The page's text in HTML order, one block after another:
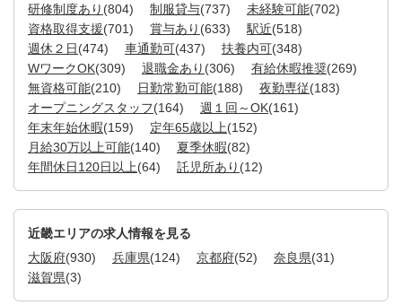
研修制度あり (804) 制服貸与(737) 未経験可能(702)
資格取得支援(701) 賞与あり (633) 駅近(518)
週休２日(474) 車通勤可(437) 扶養内可(348)
WワークOK(309) 退職金あり (306) 有給休暇推奨(269)
無資格可能(210) 日勤常勤可能(188) 夜勤専従(183)
オープニングスタッフ(164) 週１回～OK(161)
年末年始休暇(159) 定年65歳以上(152)
月給30万以上可能(140) 夏季休暇(82)
年間休日120日以上(64) 託児所あり (12)
近畿エリアの求人情報を見る
大阪府(930) 兵庫県(124) 京都府(52) 奈良県(31)
滋賀県(3)